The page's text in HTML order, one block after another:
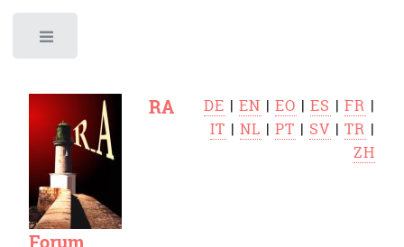
RA
Forum
DE |EN |EO |ES |FR |
IT |NL |PT | SV |TR |
ZH